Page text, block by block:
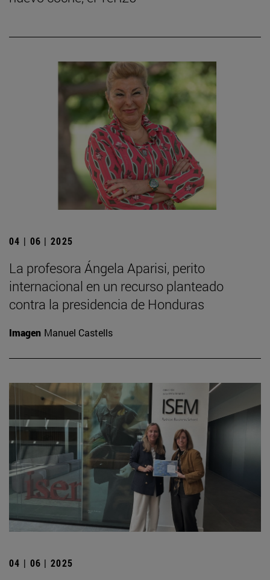
04 | 06 | 2025
La profesora Ángela Aparisi, perito
internacional en un recurso planteado
contra la presidencia de Honduras
Imagen Manuel Castells
04 | 06 | 2025